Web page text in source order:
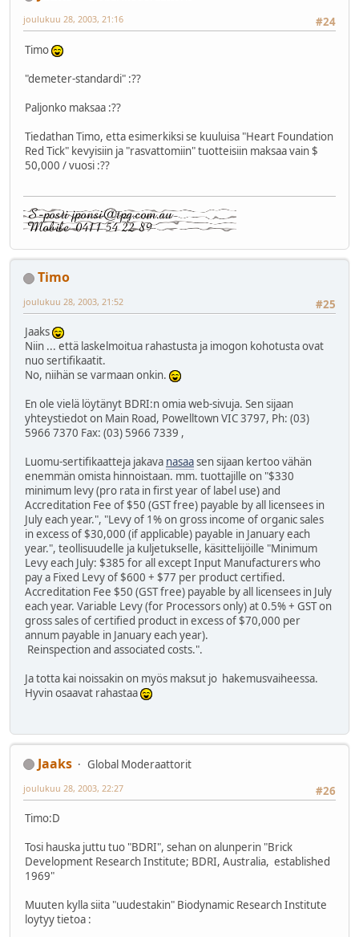
#24
joulukuu 28, 2003, 21:16
Timo
"demeter-standardi" :??
Paljonko maksaa :??
Tiedathan Timo, etta esimerkiksi se kuuluisa "Heart Foundation
Red Tick" kevyisiin ja "rasvattomiin" tuotteisiin maksaa vain $
50,000 / vuosi :??
Timo
#25
joulukuu 28, 2003, 21:52
Jaaks
Niin ... että laskelmoitua rahastusta ja imogon kohotusta ovat
nuo sertifikaatit.
No, niihän se varmaan onkin.
En ole vielä löytänyt BDRI:n omia web-sivuja. Sen sijaan
yhteystiedot on Main Road, Powelltown VIC 3797, Ph: (03)
5966 7370 Fax: (03) 5966 7339 ,
Luomu-sertifikaatteja jakava nasaasen sijaan kertoo vähän
enemmän omista hinnoistaan. mm. tuottajille on "$330
minimum levy (pro rata in first year of label use) and
Accreditation Fee of $50 (GST free) payable by all licensees in
July each year.", "Levy of 1% on gross income of organic sales
in excess of $30,000 (if applicable) payable in January each
year.", teollisuudelle ja kuljetukselle, käsittelijöille "Minimum
Levy each July: $385 for all except Input Manufacturers who
pay a Fixed Levy of $600 + $77 per product certified.
Accreditation Fee $50 (GST free) payable by all licensees in July
each year. Variable Levy (for Processors only) at 0.5% + GST on
gross sales of certified product in excess of $70,000 per
annum payable in January each year).
Reinspection and associated costs.".
Ja totta kai noissakin on myös maksut jo hakemusvaiheessa.
Hyvin osaavat rahastaa
Jaaks
Global Moderaattorit
#26
joulukuu 28, 2003, 22:27
Timo:D
Tosi hauska juttu tuo "BDRI", sehan on alunperin "Brick
Development Research Institute; BDRI, Australia, established
1969"
Muuten kylla siita "uudestakin" Biodynamic Research Institute
loytyy tietoa :